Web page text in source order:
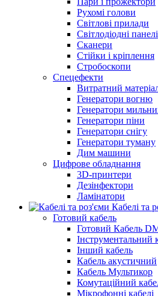
Рухомі голови
Світлові прилади
Світлодіодні панелі
Сканери
Стійки і кріплення
Стробоскопи
Спецефекти
Витратний
Генератори вогню
Генератори
Генератори піни
Генератори снігу
Генератори туману
Дим машини
Цифрове обладнання
3D-принтери
Дезінфектори
Ламінатори
Кабелі та
Готовий кабель
Готовий Кабель
Інструментальний
Інший кабель
Кабель акустичний
Кабель Мультикор
Комутаційний
Мікрофонні кабелі